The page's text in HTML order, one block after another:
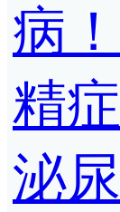
病
精
泌